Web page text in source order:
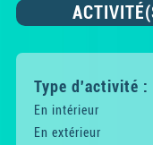
Type d'activité :
En intérieur
En extérieur